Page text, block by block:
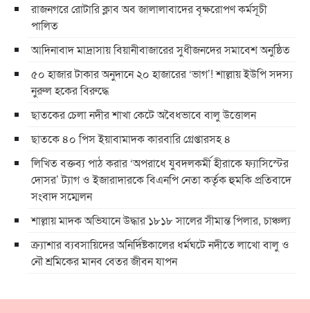
রাজনগরে রোটারি ক্লাব অব জালালাবাদের বৃক্ষরোপণ কর্মসূচী
পালিত
আদিনাবাদ মাদ্রাসায় বিয়ানীবাজারের সুধীজনদের সমাবেশ অনুষ্ঠিত
৫০ হাজার টাকার অনুদানে ২০ হাজারের ‘ভাগ’! শাল্লায় ইউপি সদস্য
নুরুল হকের বিরুদ্ধে
ছাতকের চেলা নদীর শাখা কেটে অবৈধভাবে বালু উত্তোলন
ছাতকে ৪০ পিস ইয়াবামাদক কারবারি গ্রেপ্তারসহ ৪
লিখিত বক্তব্য পাঠ করার ‘অপরাধে যুবদলকর্মী হীরাকে ফ্যাসিস্টের
দোসর’ ট্যাগ ও ইজারাদারকে বিএনপি নেতা কর্তৃক হুমকি প্রতিবাদে
সংবাদ সম্মেলন
শাল্লায় মাদক অভিযানে উদ্ধার ১৮১৮ সালের সীমান্ত পিলার, চাঞ্চল্য
ক্র্যাশার ব্যবসায়িদের অনির্দিষ্টকালের ধর্মঘটে নদীতে লাখো বালু ও
নৌ শ্রমিকের মানব বেতর জীবন যাপন